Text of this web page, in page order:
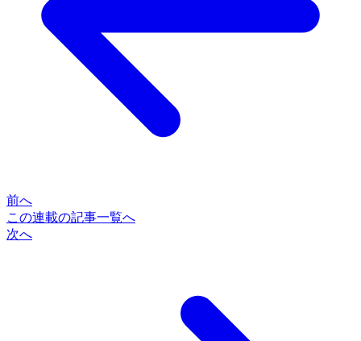
前へ
この連載の記事一覧へ
次へ